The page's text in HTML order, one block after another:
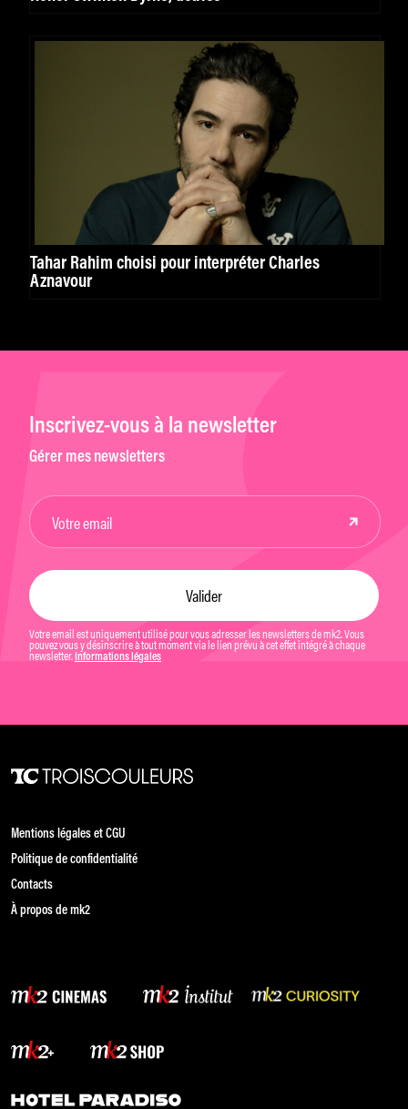
Tahar Rahim choisi pour interpréter Charles
Aznavour
Inscrivez-vous à la newsletter
Gérer mes newsletters
Votre email est uniquement utilisé pour vous adresser les newsletters de mk2. Vous
pouvez vous y désinscrire à tout moment via le lien prévu à cet effet intégré à chaque
newsletter. Informations légales
Mentions légales et CGU
Politique de confidentialité
Contacts
À propos de mk2